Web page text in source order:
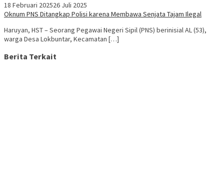
18 Februari 202526 Juli 2025
Oknum PNS Ditangkap Polisi karena Membawa Senjata Tajam Ilegal
Haruyan, HST – Seorang Pegawai Negeri Sipil (PNS) berinisial AL (53),
warga Desa Lokbuntar, Kecamatan […]
Berita Terkait